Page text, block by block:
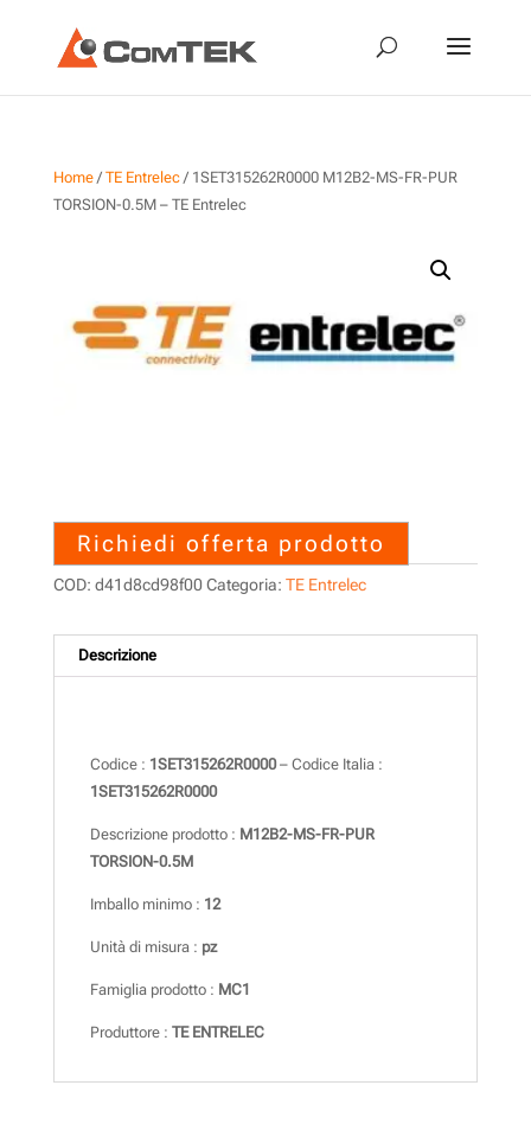
Home/ TE Entrelec/ 1SET315262R0000 M12B2-MS-FR-PUR
TORSION-0.5M – TE Entrelec
Richiedi offerta prodotto
COD: d41d8cd98f00 Categoria: TE Entrelec
Descrizione
Codice : 1SET315262R0000– Codice Italia :
1SET315262R0000
Descrizione prodotto : M12B2-MS-FR-PUR
TORSION-0.5M
Imballo minimo : 12
Unità di misura : pz
Famiglia prodotto : MC1
Produttore : TE ENTRELEC